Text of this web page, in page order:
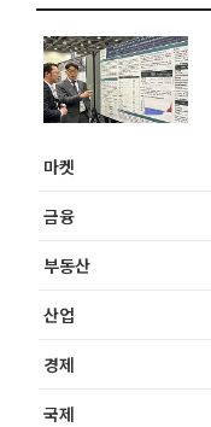
마켓
금융
부동산
산업
경제
국제